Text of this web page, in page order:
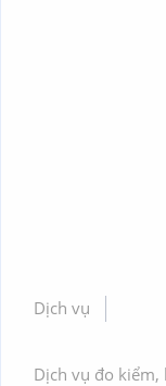
Dịch vụ
Dịch vụ đo kiểm,